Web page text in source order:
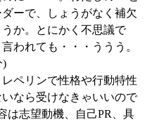
ーで、しょうがなく補欠
か。とにかく不思議で
われても・・・ううう。
)
ペリンで性格や行動特性
なら受けなきゃいいので
は志望動機、自己PR、具